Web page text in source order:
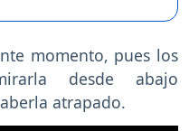
momento, pues los
desde abajo
atrapado.